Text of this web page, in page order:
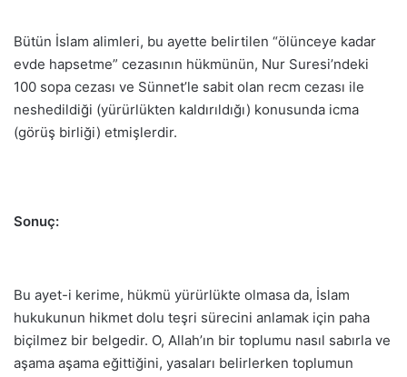
Bütün İslam alimleri, bu ayette belirtilen “ölünceye kadar
evde hapsetme” cezasının hükmünün, Nur Suresi’ndeki
100 sopa cezası ve Sünnet’le sabit olan recm cezası ile
neshedildiği (yürürlükten kaldırıldığı) konusunda icma
(görüş birliği) etmişlerdir.
Sonuç:
Bu ayet-i kerime, hükmü yürürlükte olmasa da, İslam
hukukunun hikmet dolu teşri sürecini anlamak için paha
biçilmez bir belgedir. O, Allah’ın bir toplumu nasıl sabırla ve
aşama aşama eğittiğini, yasaları belirlerken toplumun